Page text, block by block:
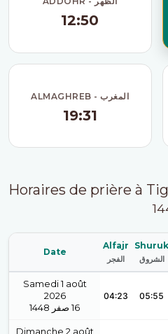
12:50
ALMAGHREB - المغرب
19:31
Horaires de prière à
Date
Alfajr
الفجر
Shuruk
الشروق
Samedi 1 août
2026
1448 صفر 16
04:23 05:55
Dimanche 2 août